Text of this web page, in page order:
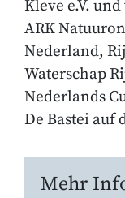
Mehr
Kleve e.V.
ARK
Nederland,
Waterschap
Nederlands
De Bastei auf